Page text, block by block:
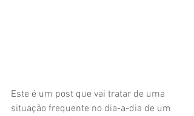
Este é um post que vai tratar de uma
situação frequente no dia-a-dia de um